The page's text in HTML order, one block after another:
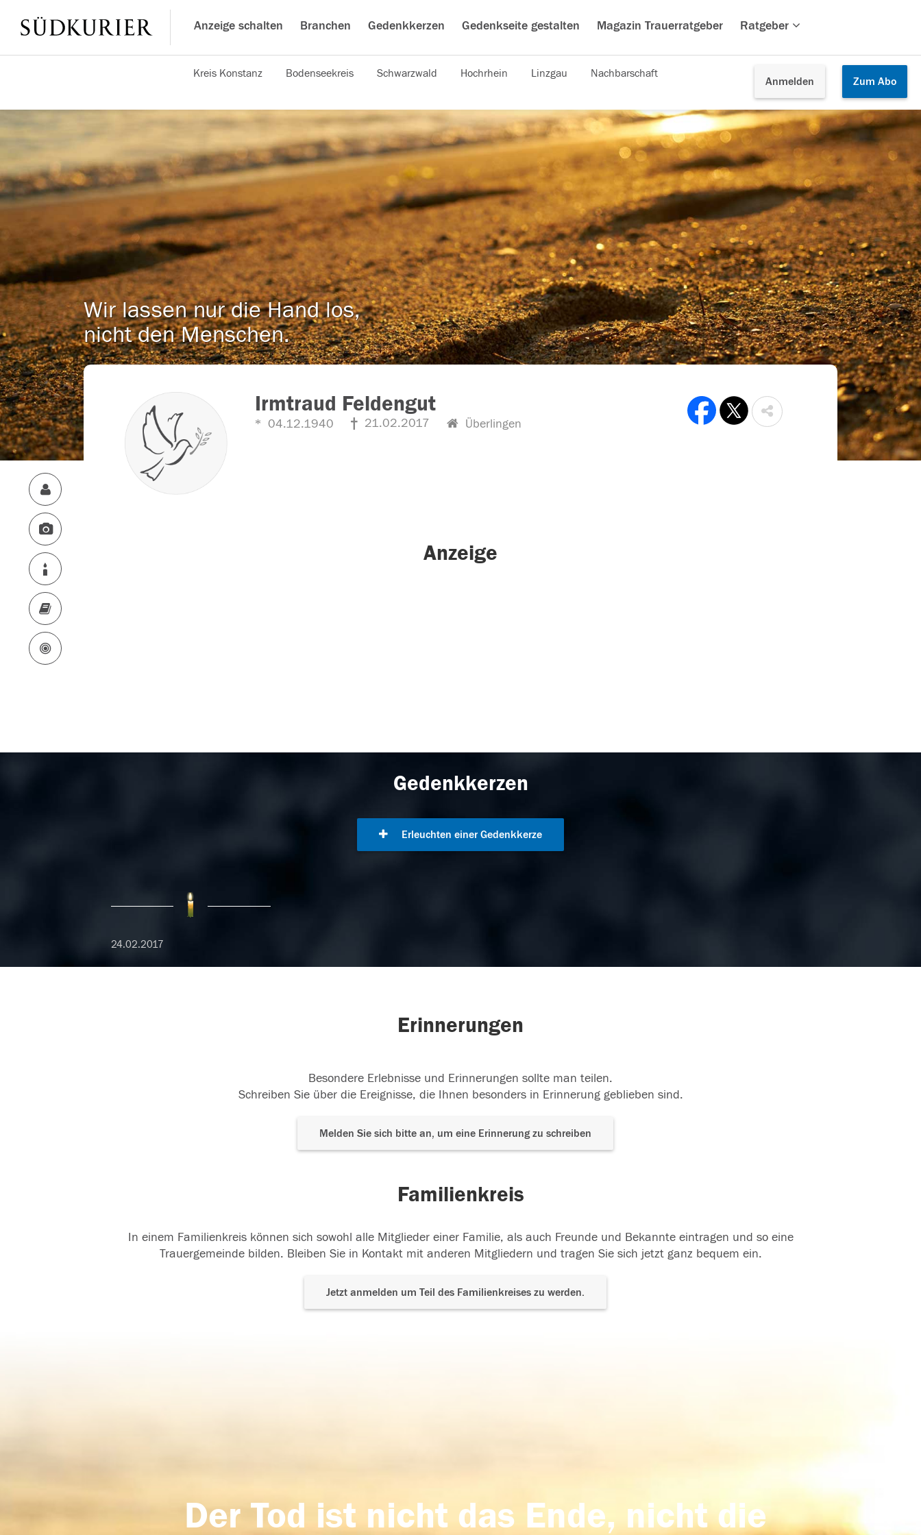
Anzeige schalten Branchen Gedenkkerzen Gedenkseite gestalten Magazin Trauerratgeber Ratgeber
Anmelden Zum Abo
Kreis Konstanz Bodenseekreis Schwarzwald Hochrhein Linzgau Nachbarschaft
Wir lassen nur die Hand los,
nicht den Menschen.
Irmtraud Feldengut
04.12.1940 21.02.2017 Überlingen
Anzeige
Gedenkkerzen
Erleuchten einer Gedenkkerze
24.02.2017
Erinnerungen
Besondere Erlebnisse und Erinnerungen sollte man teilen.
Schreiben Sie über die Ereignisse, die Ihnen besonders in Erinnerung geblieben sind.
Melden Sie sich bitte an, um eine Erinnerung zu schreiben
Familienkreis
In einem Familienkreis können sich sowohl alle Mitglieder einer Familie, als auch Freunde und Bekannte eintragen und so eine
Trauergemeinde bilden. Bleiben Sie in Kontakt mit anderen Mitgliedern und tragen Sie sich jetzt ganz bequem ein.
Jetzt anmelden um Teil des Familienkreises zu werden.
Der Tod ist nicht das Ende, nicht die